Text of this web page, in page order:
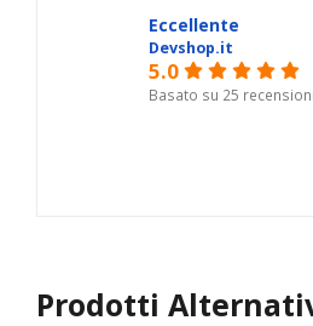
Eccellente
Devshop.it
5.0
Basato su 25 recensioni
Prodotti